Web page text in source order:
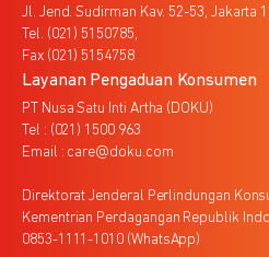
Jl. Jend. Sudirman Kav. 52-53, Jakarta
Tel. (021) 5150785,
Fax (021) 5154758
Layanan Pengaduan Konsumen
PT Nusa Satu Inti Artha (DOKU)
Tel : (021) 1500 963
Email : care@doku.com
Direktorat Jenderal Perlindungan
Kementrian Perdagangan Republik
0853-1111-1010 (WhatsApp)